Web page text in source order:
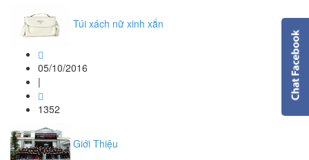
Túi xách nữ xinh xắn
05/10/2016
|
1352
Giới Thiệu